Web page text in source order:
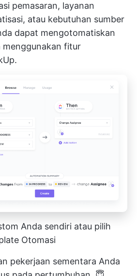
pemasaran, layanan
atau kebutuhan sumber
dapat mengotomatiskan
menggunakan fitur
Anda sendiri atau pilih
Otomasi
pekerjaan sementara Anda